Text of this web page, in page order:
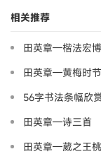
相关推荐
田英章—楷法宏
田英章—黄梅时
56字书法条幅欣
田英章—诗三首
田英章—葳之王桃